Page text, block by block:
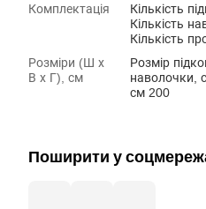
Комплектація
Кількість
Кількість
Кількість
Розміри (Ш х
В х Г), см
Розмір
наволочки,
см 200
Поширити у